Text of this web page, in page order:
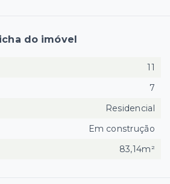
do imóvel
11
7
Residencial
Em construção
83,14m²